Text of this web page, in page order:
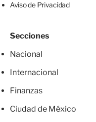
Aviso de Privacidad
Secciones
Nacional
Internacional
Finanzas
Ciudad de México